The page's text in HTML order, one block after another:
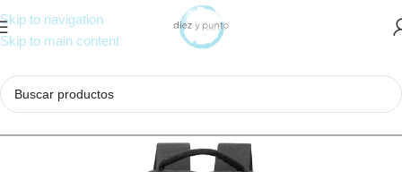
Skip to navigation
Skip to main content